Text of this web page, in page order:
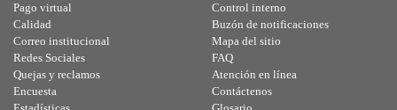
Pago virtual
Calidad
Control interno
Buzón de notificaciones
Correo institucional
Redes Sociales
Quejas y reclamos
Encuesta
Mapa del sitio
FAQ
Atención en línea
Contáctenos